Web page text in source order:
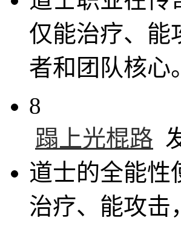
仅能治疗、能
者和团队核心。
8
蹋上光棍路
道士的全能性
治疗、能攻击